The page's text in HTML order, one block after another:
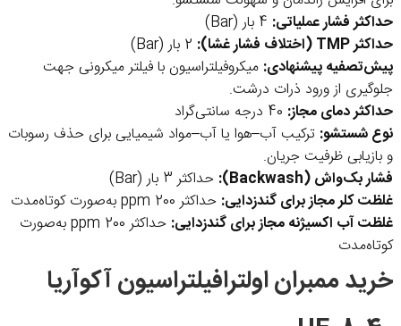
حداکثر فشار عملیاتی:
حداکثر TMP (اختلاف فشار غشا):
پیش‌تصفیه پیشنهادی: میکروفیلتراسیون با فیلتر میکرونی جهت
جلوگیری از ورود ذرات درشت.
حداکثر دمای مجاز:
نوع شستشو: ترکیب آب–هوا یا آب–مواد شیمیایی برای حذف رسوبات
و بازیابی ظرفیت جریان.
فشار بک‌واش (Backwash):
حداکثر 3 بار (Bar)
غلظت کلر مجاز برای گندزدایی: حداکثر 200 ppm به‌صورت کوتاه‌مدت
غلظت آب اکسیژنه مجاز برای گندزدایی:
حداکثر 200 ppm به‌صورت
کوتاه‌مدت
خرید ممبران اولترافیلتراسیون آکوآریا